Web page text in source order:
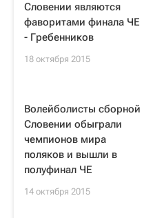
Словении являются
фаворитами финала ЧЕ
- Гребенников
18 октября 2015
Волейболисты сборной
Словении обыграли
чемпионов мира
поляков и вышли в
полуфинал ЧЕ
14 октября 2015